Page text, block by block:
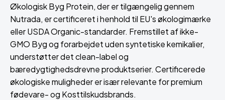
Økologisk Byg Protein, der er tilgængelig gennem
Nutrada, er certificeret i henhold til EU's økologimærke
eller USDA Organic-standarder. Fremstillet af ikke-
GMO Byg og forarbejdet uden syntetiske kemikalier,
understøtter det clean-label og
bæredygtighedsdrevne produktserier. Certificerede
økologiske muligheder er især relevante for premium
fødevare- og Kosttilskudsbrands.